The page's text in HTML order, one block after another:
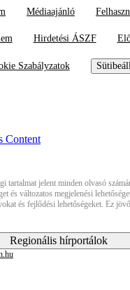
Médiaajánló
Hirdetési ÁSZF
Szabályzatok
tartalmat jelent minden olvasó
és változatos megjelenési
és fejlődési lehetőségeket. Ez
Regionális hírportálok